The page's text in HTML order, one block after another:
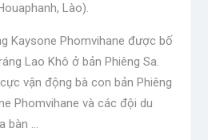
Lào).
Kaysone Phomvihane được bố
Lao Khô ở bản Phiêng Sa.
vận động bà con bản Phiêng
Phomvihane và các đội du
bàn …